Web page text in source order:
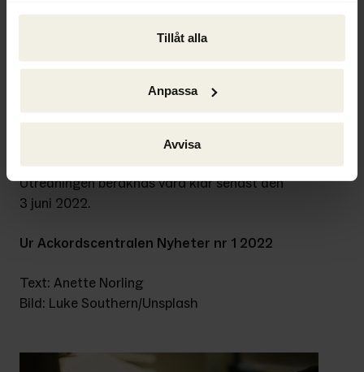
Tillåt alla
Anpassa
Avvisa
kriminella riktar in sig på. Därför är det
viktigt att täppa igen alla luckor som kan
bidra till felaktiga utbetalningar. Ett
uppdrag ges till Skatteverket att utreda
och återkomma med förslag på åtgärder.
Inte en krona ska gå till kriminella.”
Utredningen beräknas vara klar senast den
3 juni 2022.
Ur Ackordscentralen Nyheter nr 1 2022
Text: Anette Norling
Bild: Luke Southern/Unsplash